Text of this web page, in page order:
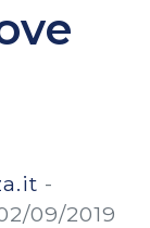
-
09/2019